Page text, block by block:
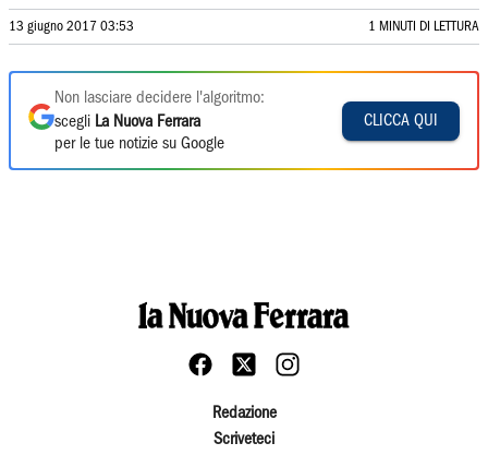
13 giugno 2017 03:53 1 MINUTI DI LETTURA
Non lasciare decidere l'algoritmo:
scegli La Nuova Ferrara
per le tue notizie su Google
CLICCA QUI
Redazione
Scriveteci